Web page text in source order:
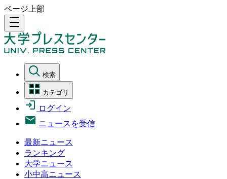
ページ上部
density_medium
検索
カテゴリ
ログイン
ニュースを受信
最新ニュース
ランキング
大学ニュース
小中高ニュース